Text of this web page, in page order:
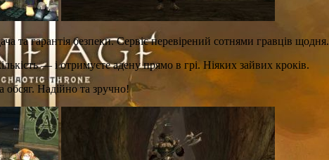
гарантія безпеки. Сервіс перевірений сотнями гравців щодня.
— і отримуєте адену прямо в грі. Ніяких зайвих кроків.
обсяг. Надійно та зручно!